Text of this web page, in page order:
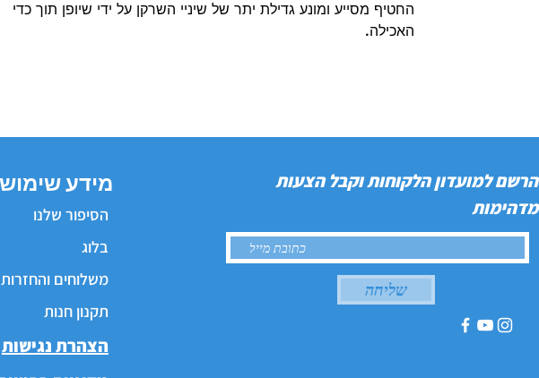
החטיף מסייע ומונע גדילת יתר של שיניי השרקן על ידי שיופן תוך כדי
האכילה.
מידע
הסיפור שלנו
בלוג
משלוחים והחזרות
תקנון חנות
הצהרת נגישות
הרשם למועדון הלקוחות וקבל הצעות
מדהימות
שליחה